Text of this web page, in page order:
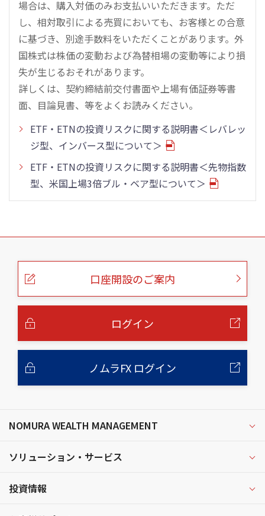
場合は、購入対価のみお支払いいただきます。ただ
し、相対取引による売買においても、お客様との合意
に基づき、別途手数料をいただくことがあります。外
国株式は株価の変動および為替相場の変動等により損
失が生じるおそれがあります。
詳しくは、契約締結前交付書面や上場有価証券等書
面、目論見書、等をよくお読みください。
ETF・ETNの投資リスクに関する説明書＜レバレッ
ジ型、インバース型について＞
ETF・ETNの投資リスクに関する説明書＜先物指数
型、米国上場3倍ブル・ベア型について＞
こ
口座開設のご案内
ログイン
ノムラFX ログイン
NOMURA WEALTH MANAGEMENT
ソリューション・サービス
投資情報